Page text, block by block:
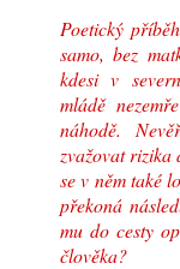
Poetický
samo, bez
kdesi v
mládě
náhodě.
zvažovat rizika
se v něm také
překoná
mu do cesty
člověka?